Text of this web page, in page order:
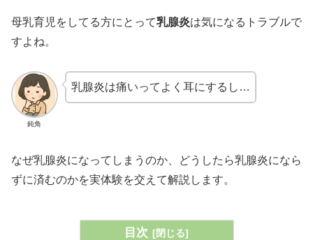
母乳育児をしてる方にとって乳腺炎は気になるトラブルで
すよね。
鈍角
乳腺炎は痛いってよく耳にするし…
なぜ乳腺炎になってしまうのか、どうしたら乳腺炎になら
ずに済むのかを実体験を交えて解説します。
目次